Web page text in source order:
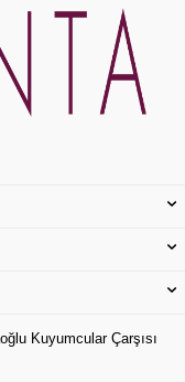
Kuyumcular Çarşısı